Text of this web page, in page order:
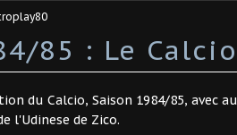
85 : Le
du Calcio, Saison 1984/85, avec
l'Udinese de Zico.